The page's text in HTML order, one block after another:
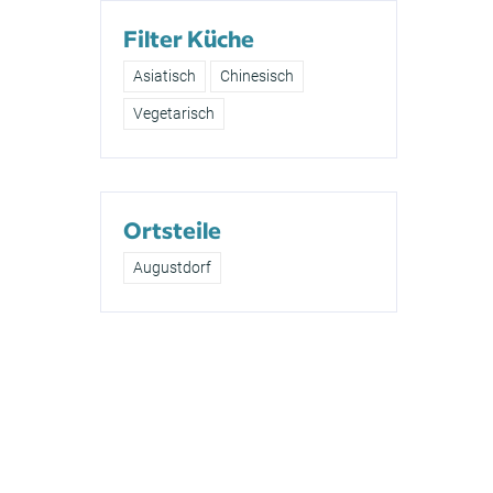
Filter Küche
Asiatisch Chinesisch
Vegetarisch
Ortsteile
Augustdorf